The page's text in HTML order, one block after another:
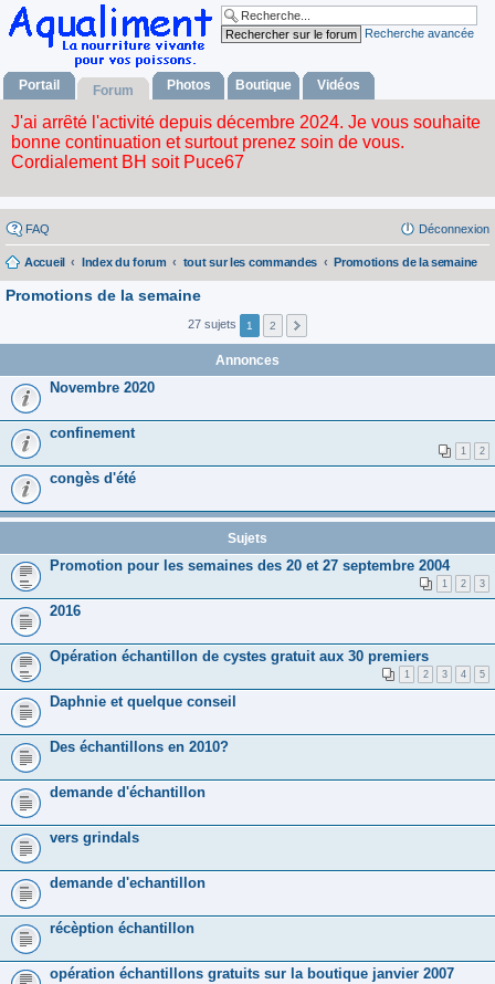
Recherche avancée
Portail Forum Photos Boutique Vidéos
FAQ Déconnexion
Accueil Index du forum tout sur les commandes Promotions de la semaine
Promotions de la semaine
27 sujets 1 2
Annonces
Novembre 2020
confinement
1 2
congès d'été
Sujets
Promotion pour les semaines des 20 et 27 septembre 2004
1 2 3
2016
Opération échantillon de cystes gratuit aux 30 premiers
1 2 3 4 5
Daphnie et quelque conseil
Des échantillons en 2010?
demande d'échantillon
vers grindals
demande d'echantillon
récèption échantillon
opération échantillons gratuits sur la boutique janvier 2007